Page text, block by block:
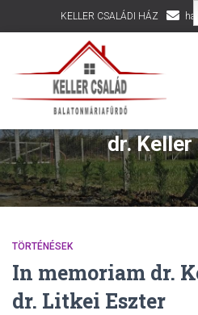
KELLER CSALÁDI HÁZ
dr. Keller
TÖRTÉNÉSEK
In memoriam dr.
dr. Litkei Eszter